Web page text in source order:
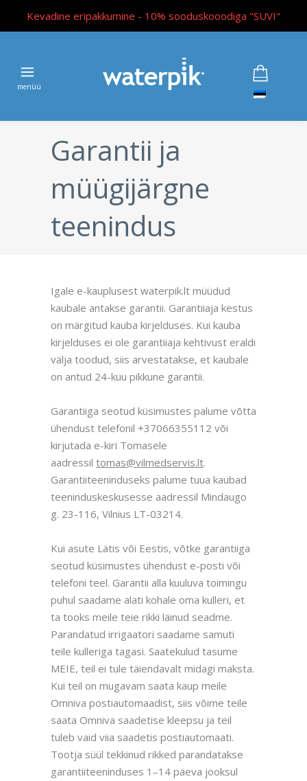
Kevadine eripakkumine - 10% sooduskooodiga "SUVI"
Garantii ja
müügijärgne
teenindus
Igale e-kauplusest waterpik.lt müüdud
kaubale antakse garantii. Garantiiaja kestus
on märgitud kauba kirjelduses. Kui kauba
kirjelduses ei ole garantiiaja kehtivust eraldi
välja toodud, siis arvestatakse, et kaubale
on antud 24-kuu pikkune garantii.
Garantiiga seotud küsimustes palume võtta
ühendust telefonil +37066355112 või
kirjutada e-kiri Tomasele
aadressil tomas@vilmedservis.lt.
Garantiiteeninduseks palume tuua kaubad
teeninduskeskusesse aadressil Mindaugo
g. 23-116, Vilnius LT-03214.
Kui asute Lätis või Eestis, võtke garantiiga
seotud küsimustes ühendust e-posti või
telefoni teel. Garantii alla kuuluva toimingu
puhul saadame alati kohale oma kulleri, et
ta tooks meile teie rikki läinud seadme.
Parandatud irrigaatori saadame samuti
teile kulleriga tagasi. Saatekulud tasume
MEIE, teil ei tule täiendavalt midagi maksta.
Kui teil on mugavam saata kaup meile
Omniva postiautomaadist, siis võime teile
saata Omniva saadetise kleepsu ja teil
tuleb vaid viia saadetis postiautomaati.
Tootja süül tekkinud rikked parandatakse
garantiiteeninduses 1–14 päeva jooksul